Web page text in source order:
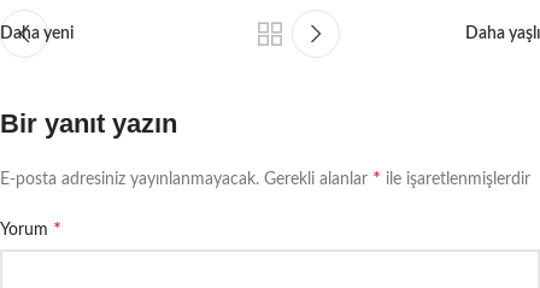
Daha yeni Daha yaşlı
Bir yanıt yazın
E-posta adresiniz yayınlanmayacak. Gerekli alanlar * ile işaretlenmişlerdir
Yorum *